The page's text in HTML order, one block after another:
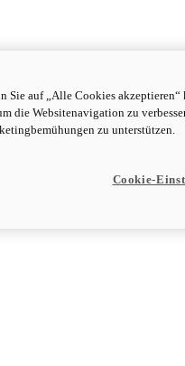
Sie auf „Alle Cookies
die Websitenavigation zu
zu unterstützen.
Cookie-